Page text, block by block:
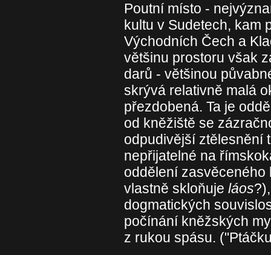
Poutní místo -
kultu v Sudetech, kam
Východních Čech a
většinu prostoru však
darů - většinou
skrývá relativně malá
přezdobená. Ta je
od kněžiště se
odpudivější ztělesnění
nepřijatelné na
oddělení
vlastně skloňuje láos
dogmatických
počínání kněžských
z rukou spásu.